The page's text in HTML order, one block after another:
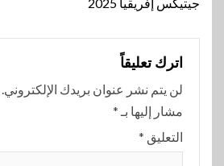
اترك تعليقاً
لن يتم نشر عنوان بريدك الإلكتروني.
مشار إليها بـ *
التعليق *